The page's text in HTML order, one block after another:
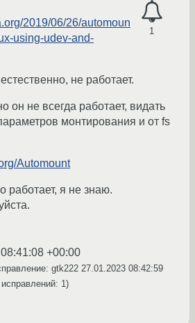
1
2019/06/26/automoun
using-udev-and-
не работает.
он не всегда работает, видать
монтирования и от fs
Automount
работает, я не знаю.
+00:00
gtk222 27.01.2023 08:42:59
исправлений: 1)